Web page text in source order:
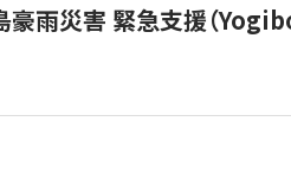
雨災害 緊急支援（Yogibo